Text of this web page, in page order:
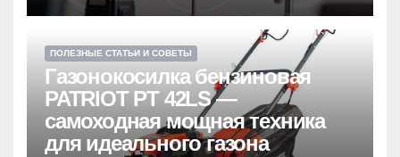
ПОЛЕЗНЫЕ СТАТЬИ И СОВЕТЫ
Газонокосилка бензиновая
PATRIOT PT 42LS —
самоходная мощная техника
для идеального газона